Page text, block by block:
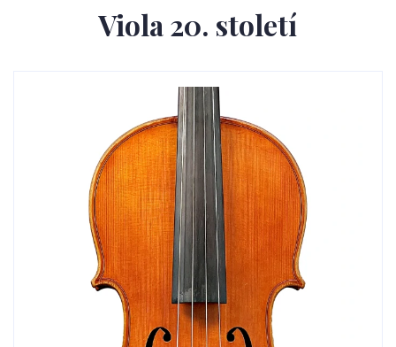
Viola 20. století